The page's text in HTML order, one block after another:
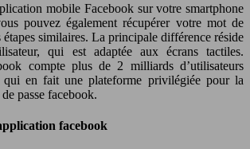
mobile Facebook sur votre smartphone
pouvez également récupérer votre mot de
étapes similaires. La principale différence réside
qui est adaptée aux écrans tactiles.
compte plus de 2 milliards d’utilisateurs
qui en fait une plateforme privilégiée pour la
passe facebook.
facebook